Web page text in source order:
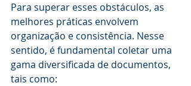
Para superar esses obstáculos, as
melhores práticas envolvem
organização e consistência. Nesse
sentido, é fundamental coletar uma
gama diversificada de documentos,
tais como: